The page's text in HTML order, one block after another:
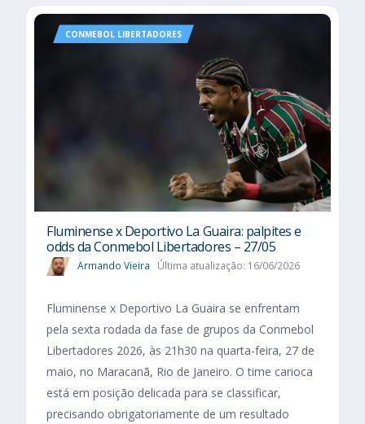
CONMEBOL LIBERTADORES
Fluminense x Deportivo La Guaira: palpites e
odds da Conmebol Libertadores – 27/05
Armando Vieira Última atualização: 16/06/2026
Fluminense x Deportivo La Guaira se enfrentam
pela sexta rodada da fase de grupos da Conmebol
Libertadores 2026, às 21h30 na quarta-feira, 27 de
maio, no Maracanã, Rio de Janeiro. O time carioca
está em posição delicada para se classificar,
precisando obrigatoriamente de um resultado